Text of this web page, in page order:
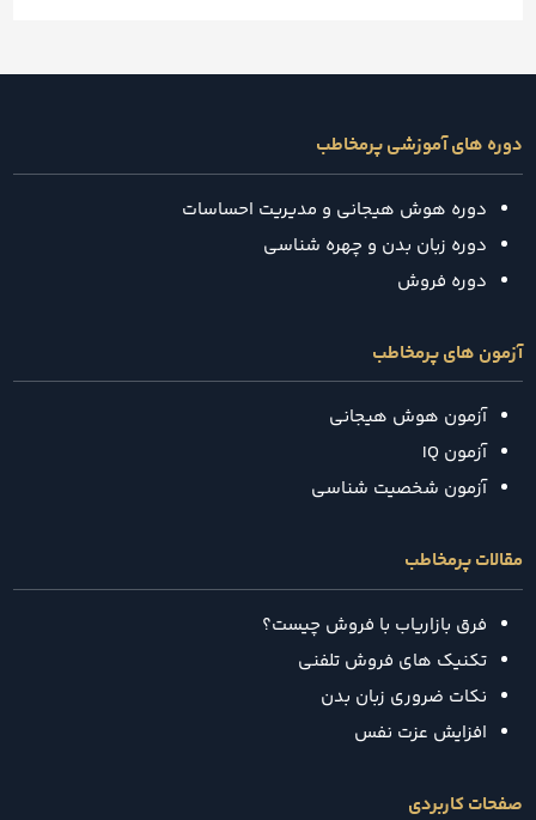
دوره های آموزشی پرمخاطب
دوره هوش هیجانی و مدیریت احساسات
دوره زبان بدن و چهره شناسی
دوره فروش
آزمون های پرمخاطب
آزمون هوش هیجانی
آزمون IQ
آزمون شخصیت شناسی
مقالات پرمخاطب
فرق بازاریاب با فروش چیست؟
تکنیک‌ های فروش تلفنی
نکات ضروری زبان بدن
افزایش عزت نفس
صفحات کاربردی